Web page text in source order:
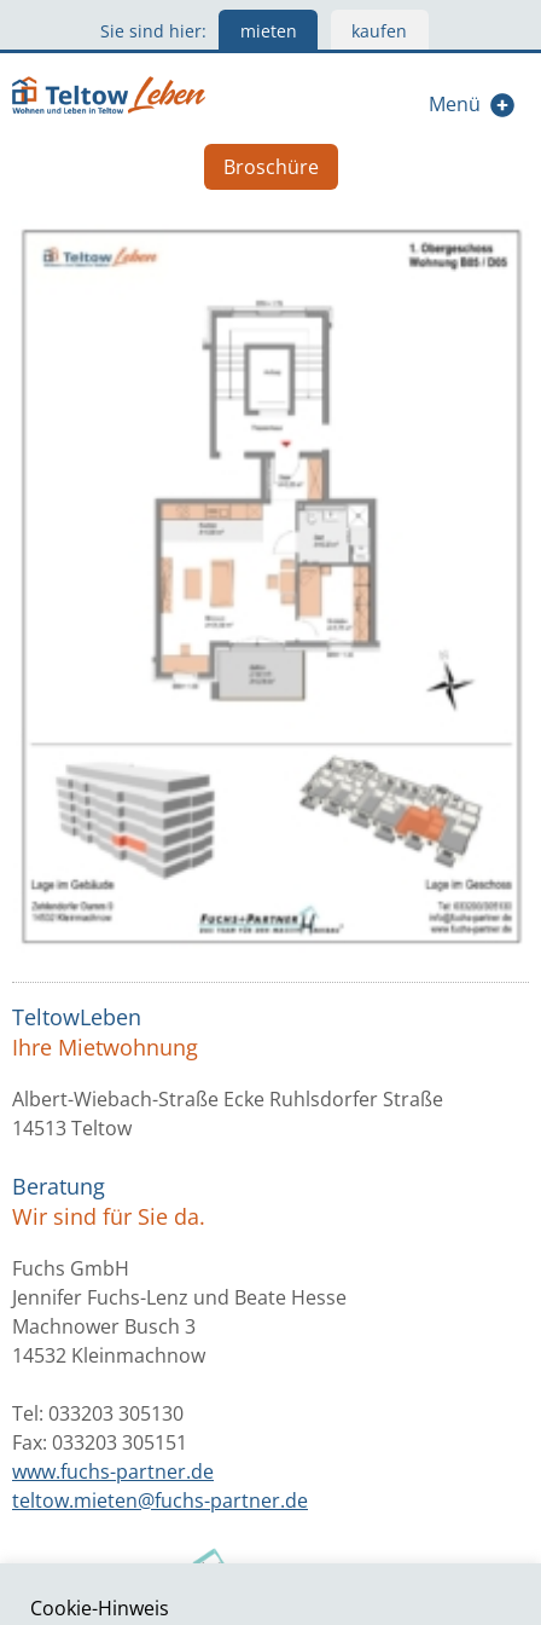
Sie sind hier: mieten kaufen
Menü
Broschüre
TeltowLeben
Ihre Mietwohnung
Albert-Wiebach-Straße Ecke Ruhlsdorfer Straße
14513 Teltow
Beratung
Wir sind für Sie da.
Fuchs GmbH
Jennifer Fuchs-Lenz und Beate Hesse
Machnower Busch 3
14532 Kleinmachnow
Tel: 033203 305130
Fax: 033203 305151
www.fuchs-partner.de
teltow.mieten@fuchs-partner.de
Cookie-Hinweis